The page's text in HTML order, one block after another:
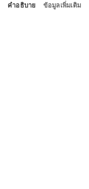
คำอธิบาย ข้อมูลเพิ่มเติม